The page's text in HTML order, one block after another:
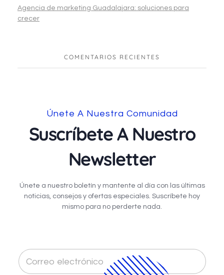
Agencia de marketing Guadalajara: soluciones para
crecer
COMENTARIOS RECIENTES
Únete A Nuestra Comunidad
Suscríbete A Nuestro
Newsletter
Únete a nuestro boletín y mantente al día con las últimas
noticias, consejos y ofertas especiales. Suscríbete hoy
mismo para no perderte nada.
C
o